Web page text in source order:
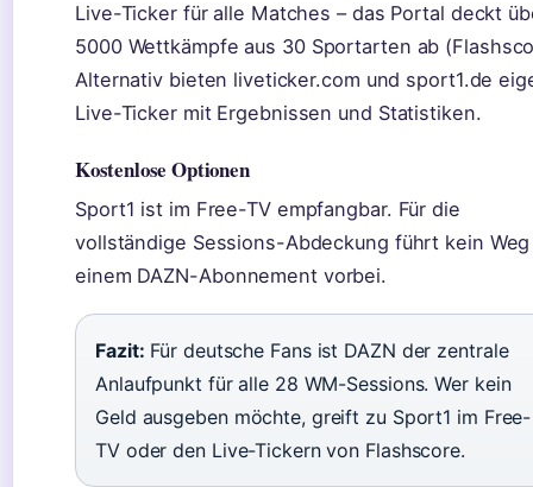
Live-Ticker für alle Matches – das Portal deckt
5000 Wettkämpfe aus 30 Sportarten ab
Alternativ bieten liveticker.com und sport1.de
Live-Ticker mit Ergebnissen und Statistiken.
Kostenlose Optionen
Sport1 ist im Free-TV empfangbar. Für die
vollständige Sessions-Abdeckung führt kein
einem DAZN-Abonnement vorbei.
Fazit: Für deutsche Fans ist DAZN der zentrale
Anlaufpunkt für alle 28 WM-Sessions. Wer kein
Geld ausgeben möchte, greift zu Sport1 im Free-
TV oder den Live-Tickern von Flashscore.